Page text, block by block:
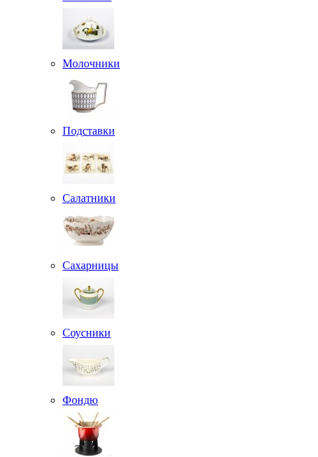
Молочники
Подставки
Салатники
Сахарницы
Соусники
Фондю